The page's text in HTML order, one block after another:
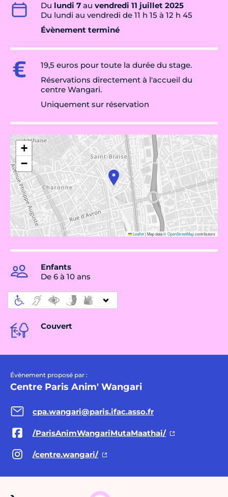
Du lundi 7 au vendredi 11 juillet 2025
Du lundi au vendredi de 11 h 15 à 12 h 45
Évènement terminé
19,5 euros pour toute la durée du stage.
Réservations directement à l'accueil du
centre Wangari.
Uniquement sur réservation
+
−
Leaflet|Map data ©OpenStreetMapcontributors
Enfants
De 6 à 10 ans
Couvert
Évènement proposé par :
Centre Paris Anim' Wangari
cpa.wangari@paris.ifac.asso.fr
/ParisAnimWangariMutaMaathai/
/centre.wangari/